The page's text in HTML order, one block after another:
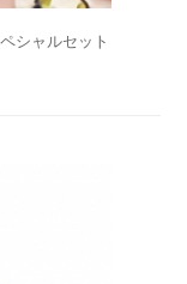
シャルセット